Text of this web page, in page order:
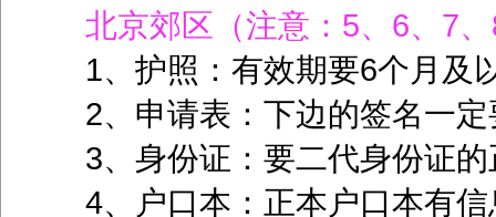
北京郊区（注意：5、6、7
1、护照：有效期要6个月及
2、申请表：下边的签名一
3、身份证：要二代身份证
4、户口本：正本户口本有